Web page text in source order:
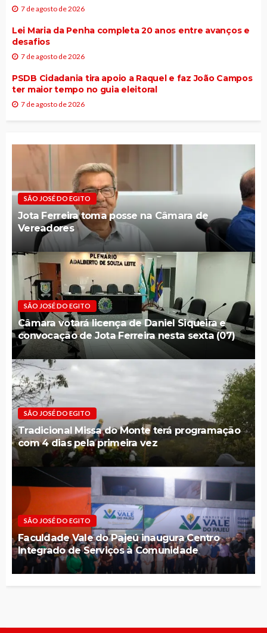
7 de agosto de 2026
Lei Maria da Penha completa 20 anos entre avanços e
desafios
7 de agosto de 2026
PSDB Cidadania tira apoio a Raquel e faz João Campos
ter maior tempo no guia eleitoral
7 de agosto de 2026
SÃO JOSÉ DO EGITO
Jota Ferreira toma posse na Câmara de
Vereadores
SÃO JOSÉ DO EGITO
Câmara votará licença de Daniel Siqueira e
convocação de Jota Ferreira nesta sexta (07)
SÃO JOSÉ DO EGITO
Tradicional Missa do Monte terá programação
com 4 dias pela primeira vez
SÃO JOSÉ DO EGITO
Faculdade Vale do Pajeú inaugura Centro
Integrado de Serviços à Comunidade